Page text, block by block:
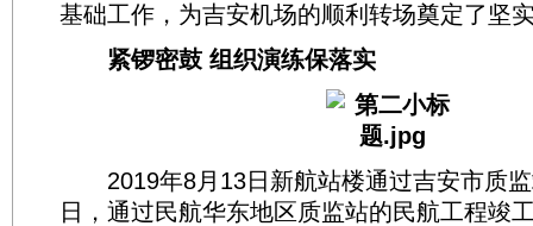
基础工作，为吉安机场的顺利转场奠定了坚
紧锣密鼓 组织演练保落实
2019年8月13日新航站楼通过吉安市质监
日，通过民航华东地区质监站的民航工程竣